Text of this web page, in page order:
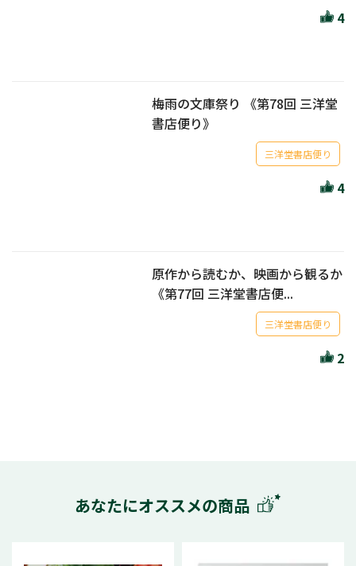
4
梅雨の文庫祭り 《第78回 三洋堂
書店便り》
三洋堂書店便り
4
原作から読むか、映画から観るか
《第77回 三洋堂書店便...
三洋堂書店便り
2
あなたにオススメの商品